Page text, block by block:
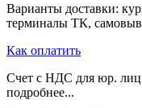
Варианты доставки:
терминалы ТК,
Как оплатить
Счет с НДС для юр.
подробнее...